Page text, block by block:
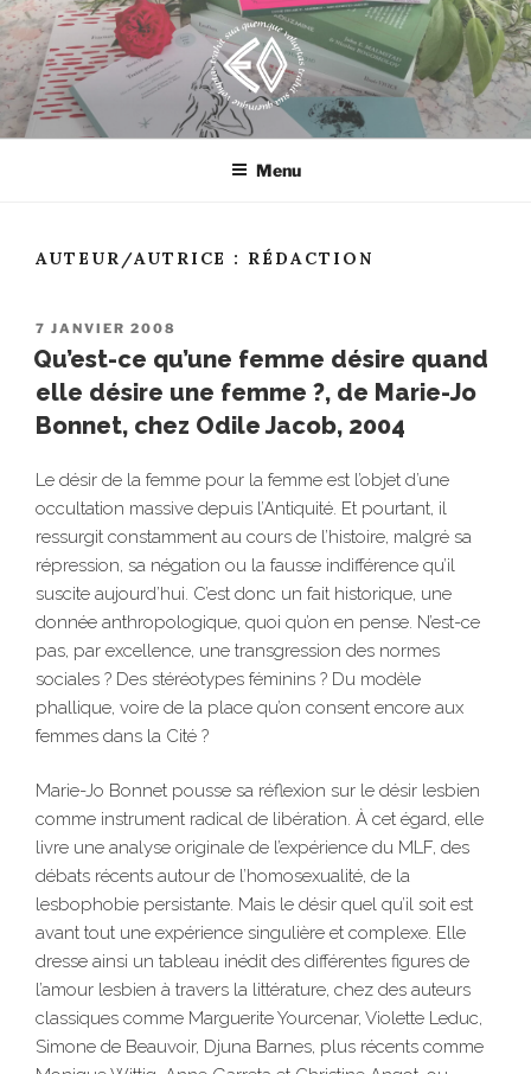
Aller
au
contenu
principal
EROSONYX
Tout livre n’est-il pas une bouteille jetée à la mer ?
Menu
AUTEUR/AUTRICE : RÉDACTION
PUBLIÉ
LE
7 JANVIER 2008
Qu’est-ce qu’une femme désire quand
elle désire une femme ?, de Marie-Jo
Bonnet, chez Odile Jacob, 2004
Le désir de la femme pour la femme est l’objet d’une
occultation massive depuis l’Antiquité. Et pourtant, il
ressurgit constamment au cours de l’histoire, malgré sa
répression, sa négation ou la fausse indifférence qu’il
suscite aujourd’hui. C’est donc un fait historique, une
donnée anthropologique, quoi qu’on en pense. N’est-ce
pas, par excellence, une transgression des normes
sociales ? Des stéréotypes féminins ? Du modèle
phallique, voire de la place qu’on consent encore aux
femmes dans la Cité ?
Marie-Jo Bonnet pousse sa réflexion sur le désir lesbien
comme instrument radical de libération. À cet égard, elle
livre une analyse originale de l’expérience du MLF, des
débats récents autour de l’homosexualité, de la
lesbophobie persistante. Mais le désir quel qu’il soit est
avant tout une expérience singulière et complexe. Elle
dresse ainsi un tableau inédit des différentes figures de
l’amour lesbien à travers la littérature, chez des auteurs
classiques comme Marguerite Yourcenar, Violette Leduc,
Simone de Beauvoir, Djuna Barnes, plus récents comme